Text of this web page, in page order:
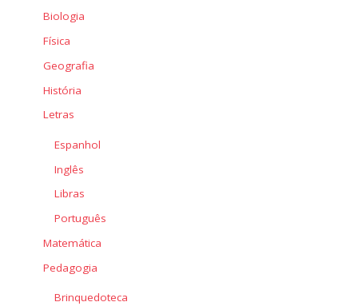
Biologia
Física
Geografia
História
Letras
Espanhol
Inglês
Libras
Português
Matemática
Pedagogia
Brinquedoteca